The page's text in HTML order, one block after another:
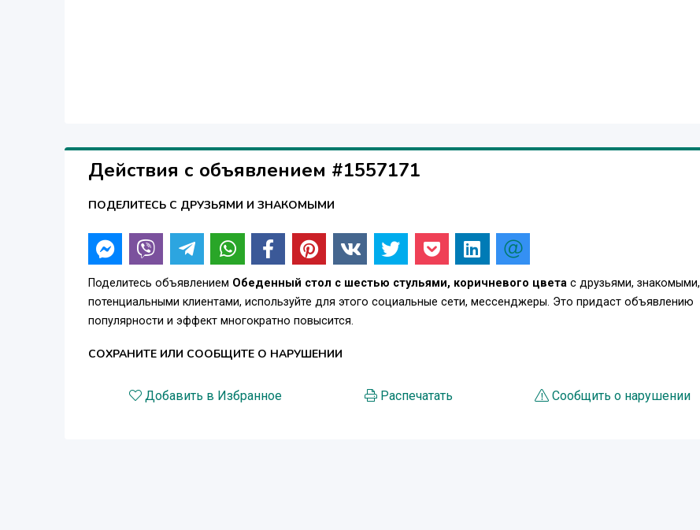
Действия с объявлением #1557171
ПОДЕЛИТЕСЬ С ДРУЗЬЯМИ И ЗНАКОМЫМИ
Поделитесь объявлением Обеденный стол с шестью стульями, коричневого цвета с друзьями, знакомыми,
потенциальными клиентами, используйте для этого социальные сети, мессенджеры. Это придаст объявлению
популярности и эффект многократно повысится.
СОХРАНИТЕ ИЛИ СООБЩИТЕ О НАРУШЕНИИ
Добавить в Избранное Распечатать Сообщить о нарушении